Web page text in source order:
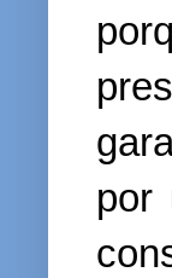
por